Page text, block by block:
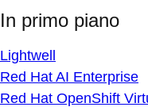
In primo piano
Lightwell
Red Hat AI Enterprise
Red Hat OpenShift